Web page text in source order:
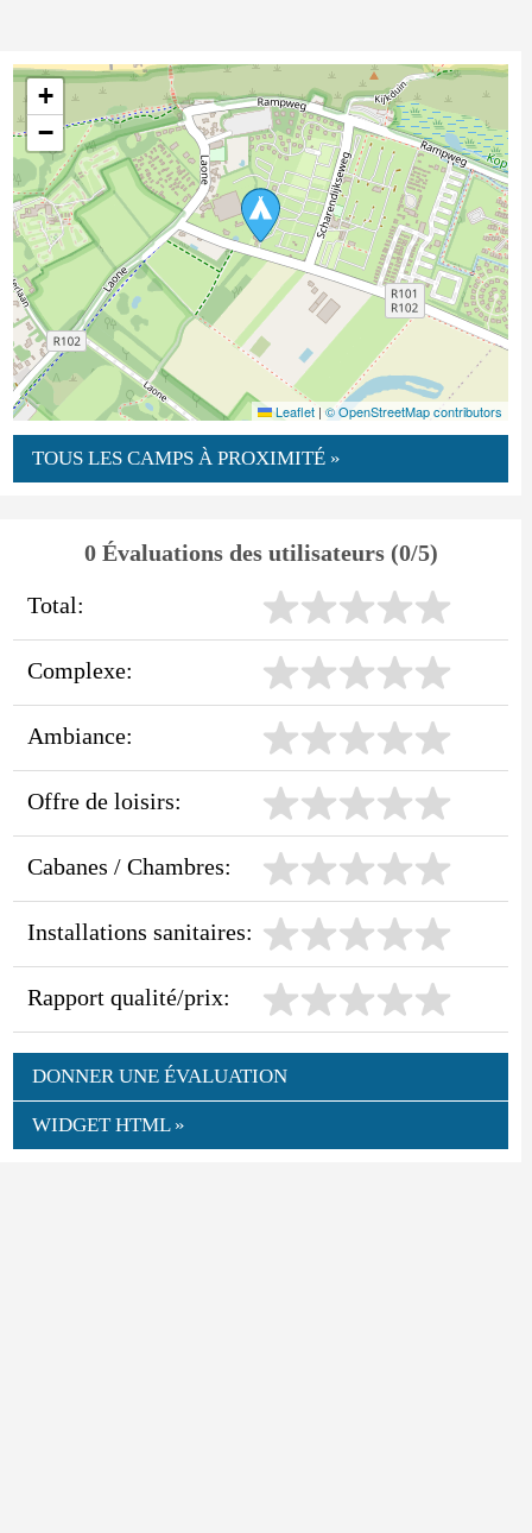
+
−
Leaflet | © OpenStreetMap contributors
TOUS LES CAMPS À PROXIMITÉ »
0 Évaluations des utilisateurs (0/5)
Total:
Complexe:
Ambiance:
Offre de loisirs:
Cabanes / Chambres:
Installations sanitaires:
Rapport qualité/prix:
DONNER UNE ÉVALUATION
WIDGET HTML »